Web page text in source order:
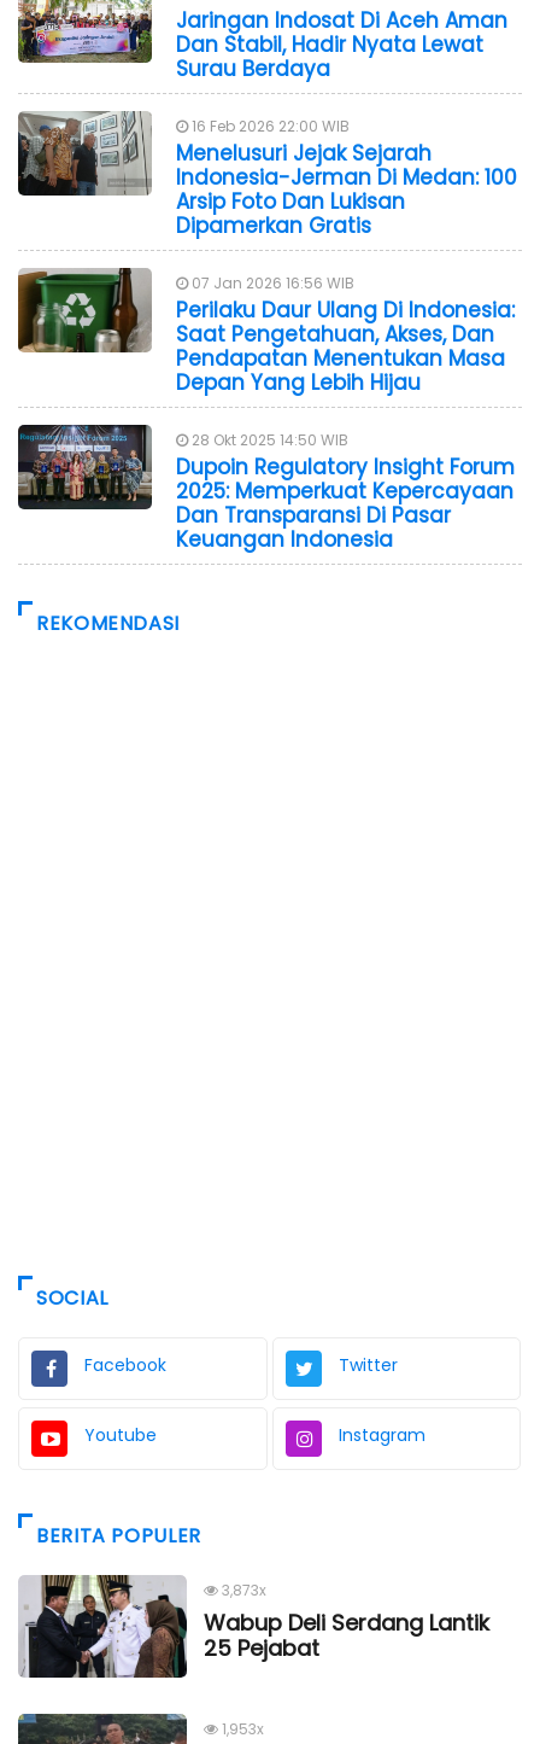
Jaringan Indosat Di Aceh Aman
Dan Stabil, Hadir Nyata Lewat
Surau Berdaya
16 Feb 2026 22:00 WIB
Menelusuri Jejak Sejarah
Indonesia-Jerman Di Medan: 100
Arsip Foto Dan Lukisan
Dipamerkan Gratis
07 Jan 2026 16:56 WIB
Perilaku Daur Ulang Di Indonesia:
Saat Pengetahuan, Akses, Dan
Pendapatan Menentukan Masa
Depan Yang Lebih Hijau
28 Okt 2025 14:50 WIB
Dupoin Regulatory Insight Forum
2025: Memperkuat Kepercayaan
Dan Transparansi Di Pasar
Keuangan Indonesia
REKOMENDASI
SOCIAL
Facebook Twitter
Youtube Instagram
BERITA POPULER
3,873x
Wabup Deli Serdang Lantik
25 Pejabat
1,953x